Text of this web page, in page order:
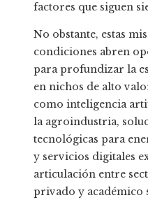
factores que siguen
No obstante, estas
condiciones abren
para profundizar la
en nichos de alto
como inteligencia
la agroindustria,
tecnológicas para
y servicios digitales
articulación entre
privado y académico